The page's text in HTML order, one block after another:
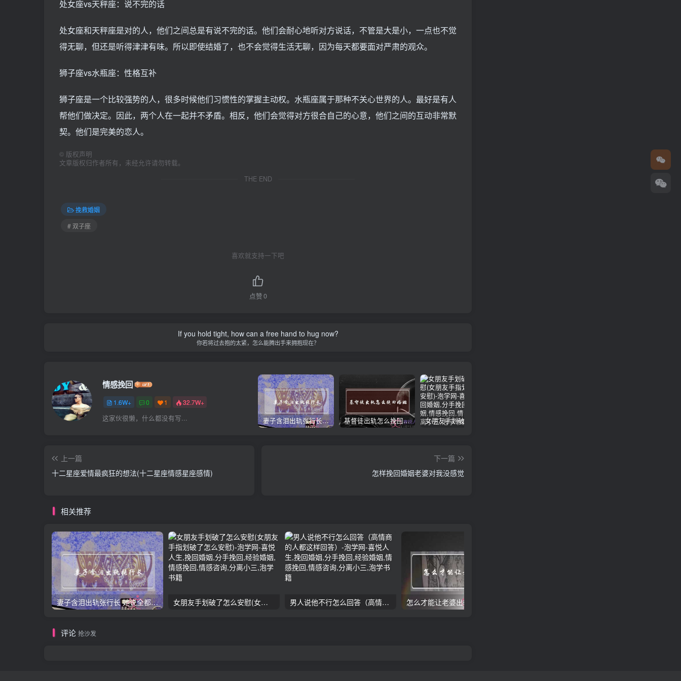
处女座vs天秤座：说不完的话
处女座和天秤座是对的人，他们之间总是有说不完的话。他们会耐心地听对方说话，不管是大是小，一点也不觉
得无聊，但还是听得津津有味。所以即使结婚了，也不会觉得生活无聊，因为每天都要面对严肃的观众。
狮子座vs水瓶座：性格互补
狮子座是一个比较强势的人，很多时候他们习惯性的掌握主动权。水瓶座属于那种不关心世界的人。最好是有人
帮他们做决定。因此，两个人在一起并不矛盾。相反，他们会觉得对方很合自己的心意，他们之间的互动非常默
契。他们是完美的恋人。
© 版权声明
文章版权归作者所有，未经允许请勿转载。
THE END
挽救婚姻
# 双子座
喜欢就支持一下吧
点赞0
If you hold tight, how can a free hand to hug now?
你若将过去抱的太紧，怎么能腾出手来拥抱现在？
情感挽回
1.6W+ 0 1 32.7W+
这家伙很懒，什么都没有写... 妻子含泪出轨张行长 她说全都是因为家中 基督徒出轨怎么挽回婚姻(基督徒面对出轨婚姻)
上一篇
十二星座爱情最疯狂的想法(十二星座情感星座感情)
下一篇
怎样挽回婚姻老婆对我没感觉
相关推荐
妻子含泪出轨张行长 她说全都是因为家中 女朋友手划破了怎么安慰(女朋友手指划破了怎么安慰) 男人说他不行怎么回答（高情商的人都这样回答） 怎么才能让老婆出轨
评论 抢沙发